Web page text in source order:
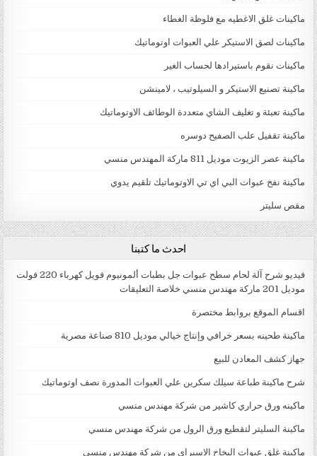
ماكينات غلق الاغطيه مع فلوظة الغطاء
ماكينات لصق الاستيكر علي العبوات اوتوماتيك
ماكينات نقوم باستيرادها لحساب الغير
ماكينة تصنيع الاستيكر و السيلوتيب ، لامينشن
ماكينة تعبئة و تغليف الشاي متعددة الوطائف الاوتوماتيك
ماكينة تقفيل علب الصفيح دوسره
ماكينة عصر الزيوت موديل 811 ماركة المهندس منسي
ماكينة نفخ عبوات البي اي تي الاوتوماتيك تلقيم يدوي
مقص سليتر
احدث ما كتبنا
فيديو شرح آلة لحام سطح عبوات جل بطبات ألمونيوم فويل كهرباء 220 فولت
موديل 201 ماركة مهندس منسي خلاصة التعليقات
اقسام الموقع بروابط مختصرة
ماكينة طحينه بسعر خرافي وإنتاج خيالي موديل 810 صناعة مصرية
جهاز كشف المعادن للبيع
شرح ماكينة طباعة سيلك سكرين علي العبوات المدورة نصف اوتوماتيك
ماكينه ورق حراري كاشير من شركة مهندس منسي
ماكينة السليتر لتقطيع ورق الرول من شركة مهندس منسي
ماكينة غلق عبوات البخاخ الاسبراى من شركة مهندس منسي